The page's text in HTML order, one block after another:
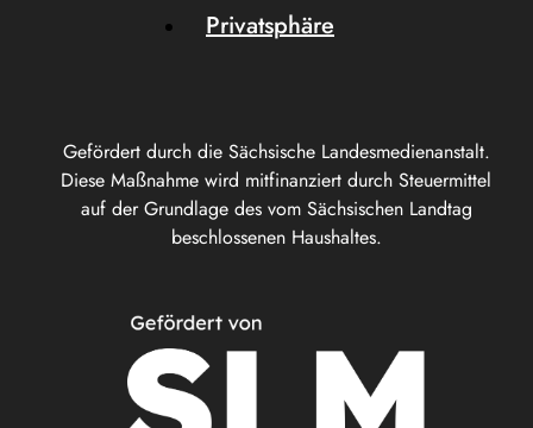
Gefördert durch die Sächsische Landesmedienanstalt.
Diese Maßnahme wird mitfinanziert durch Steuermittel
auf der Grundlage des vom Sächsischen Landtag
beschlossenen Haushaltes.
Privatsphäre